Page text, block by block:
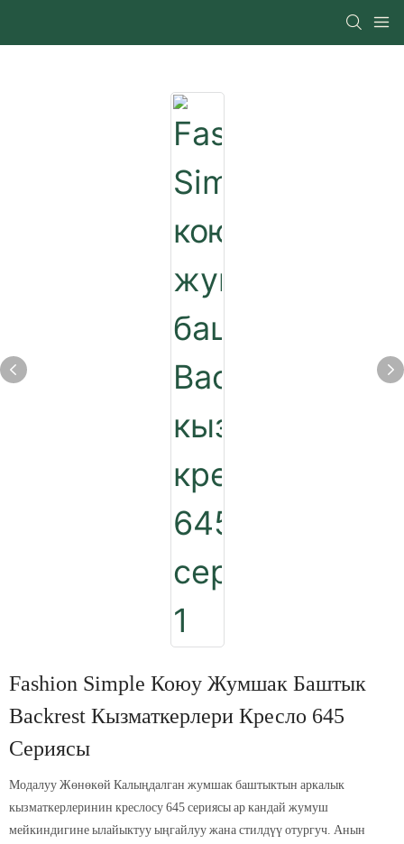
Fashion Simple Коюу Жумшак Баштык
Backrest Кызматкерлери Кресло 645
Сериясы
Модалуу Жөнөкөй Калыңдалган жумшак баштыктын аркалык
кызматкерлеринин креслосу 645 сериясы ар кандай жумуш
мейкиндигине ылайыктуу ыңгайлуу жана стилдүү отургуч. Анын